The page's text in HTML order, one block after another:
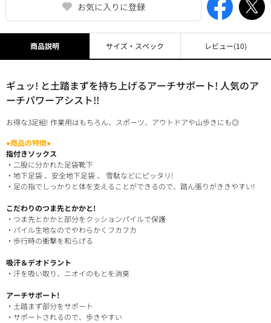
お気に入りに登録
商品説明
ギュッ! と土踏まずを持ち上げるアーチサポート! 人気のア
ーチパワーアシスト!!
お得な3足組! 作業用はもちろん、スポーツ、アウトドアや山歩きにも◎
●商品の特徴●
指付きソックス
・二股に分かれた足袋靴下
・地下足袋 、安全地下足袋 、 雪駄などにピッタリ!
・足の指でしっかりと体を支えることができるので、踏ん張りがききやすい!
こだわりのつま先とかかと!
・つま先とかかと部分をクッションパイルで保護
・パイル生地なのでやわらかくフカフカ
・歩行時の衝撃を和らげる
吸汗＆デオドラント
・汗を吸い取り、ニオイのもとを消臭
アーチサポート!
・土踏まず部分をサポート
・サポートされるので、歩きやすい
サイズ・スペック レビュー(10)